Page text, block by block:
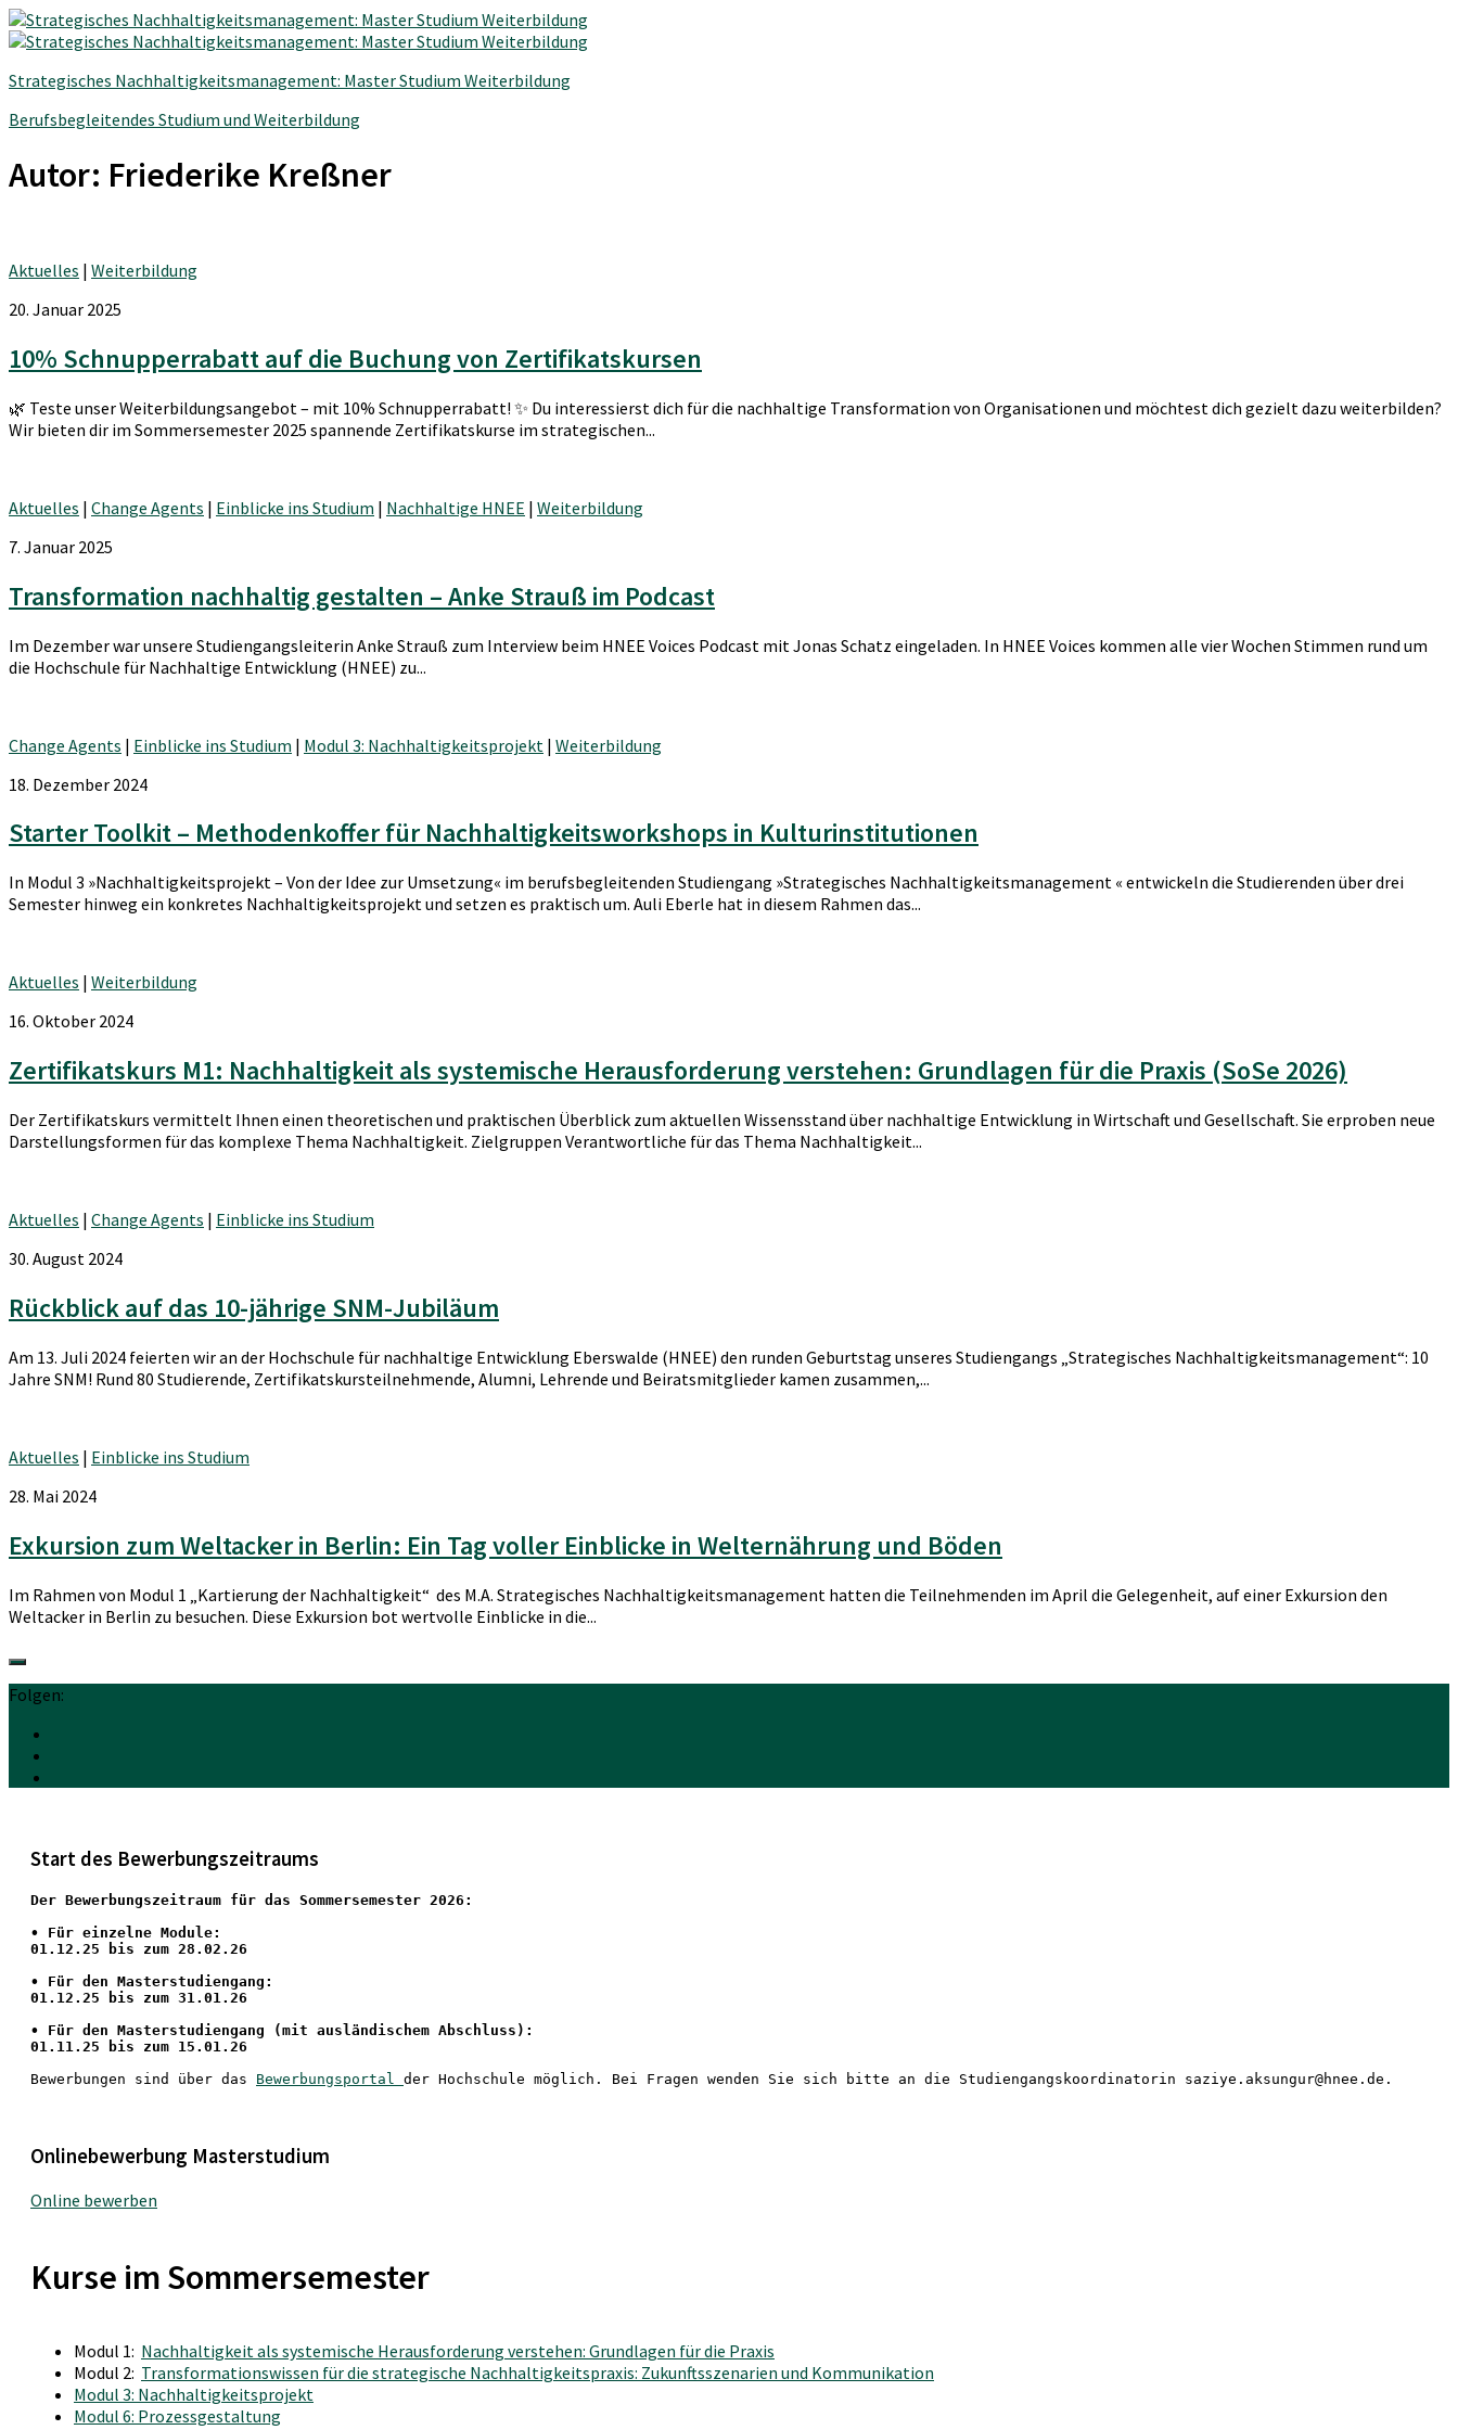
Strategisches Nachhaltigkeitsmanagement: Master Studium Weiterbildung
Berufsbegleitendes Studium und Weiterbildung
Autor: Friederike Kreßner
Aktuelles | Weiterbildung
20. Januar 2025
10% Schnupperrabatt auf die Buchung von Zertifikatskursen
🌿 Teste unser Weiterbildungsangebot – mit 10% Schnupperrabatt! ✨ Du interessierst dich für die nachhaltige Transformation von Organisationen und möchtest dich gezielt dazu weiterbilden?
Wir bieten dir im Sommersemester 2025 spannende Zertifikatskurse im strategischen...
Aktuelles | Change Agents | Einblicke ins Studium | Nachhaltige HNEE | Weiterbildung
7. Januar 2025
Transformation nachhaltig gestalten – Anke Strauß im Podcast
Im Dezember war unsere Studiengangsleiterin Anke Strauß zum Interview beim HNEE Voices Podcast mit Jonas Schatz eingeladen. In HNEE Voices kommen alle vier Wochen Stimmen rund um
die Hochschule für Nachhaltige Entwicklung (HNEE) zu...
Change Agents | Einblicke ins Studium | Modul 3: Nachhaltigkeitsprojekt | Weiterbildung
18. Dezember 2024
Starter Toolkit – Methodenkoffer für Nachhaltigkeitsworkshops in Kulturinstitutionen
In Modul 3 »Nachhaltigkeitsprojekt – Von der Idee zur Umsetzung« im berufsbegleitenden Studiengang »Strategisches Nachhaltigkeitsmanagement « entwickeln die Studierenden über drei
Semester hinweg ein konkretes Nachhaltigkeitsprojekt und setzen es praktisch um. Auli Eberle hat in diesem Rahmen das...
Aktuelles | Weiterbildung
16. Oktober 2024
Zertifikatskurs M1: Nachhaltigkeit als systemische Herausforderung verstehen: Grundlagen für die Praxis (SoSe 2026)
Der Zertifikatskurs vermittelt Ihnen einen theoretischen und praktischen Überblick zum aktuellen Wissensstand über nachhaltige Entwicklung in Wirtschaft und Gesellschaft. Sie erproben neue
Darstellungsformen für das komplexe Thema Nachhaltigkeit. Zielgruppen Verantwortliche für das Thema Nachhaltigkeit...
Aktuelles | Change Agents | Einblicke ins Studium
30. August 2024
Rückblick auf das 10-jährige SNM-Jubiläum
Am 13. Juli 2024 feierten wir an der Hochschule für nachhaltige Entwicklung Eberswalde (HNEE) den runden Geburtstag unseres Studiengangs „Strategisches Nachhaltigkeitsmanagement“: 10
Jahre SNM! Rund 80 Studierende, Zertifikatskursteilnehmende, Alumni, Lehrende und Beiratsmitglieder kamen zusammen,...
Aktuelles | Einblicke ins Studium
28. Mai 2024
Exkursion zum Weltacker in Berlin: Ein Tag voller Einblicke in Welternährung und Böden
Im Rahmen von Modul 1 „Kartierung der Nachhaltigkeit“ des M.A. Strategisches Nachhaltigkeitsmanagement hatten die Teilnehmenden im April die Gelegenheit, auf einer Exkursion den
Weltacker in Berlin zu besuchen. Diese Exkursion bot wertvolle Einblicke in die...
Folgen:
Start des Bewerbungszeitraums
Der Bewerbungszeitraum für das Sommersemester 2026:
• Für einzelne Module:
01.12.25 bis zum 28.02.26
• Für den Masterstudiengang:
01.12.25 bis zum 31.01.26
• Für den Masterstudiengang (mit ausländischem Abschluss):
01.11.25 bis zum 15.01.26
Bewerbungen sind über das Bewerbungsportal der Hochschule möglich. Bei Fragen wenden Sie sich bitte an die Studiengangskoordinatorin saziye.aksungur@hnee.de.
Onlinebewerbung Masterstudium
Online bewerben
Kurse im Sommersemester
Modul 1: Nachhaltigkeit als systemische Herausforderung verstehen: Grundlagen für die Praxis
Modul 2: Transformationswissen für die strategische Nachhaltigkeitspraxis: Zukunftsszenarien und Kommunikation
Modul 3: Nachhaltigkeitsprojekt
Modul 6: Prozessgestaltung